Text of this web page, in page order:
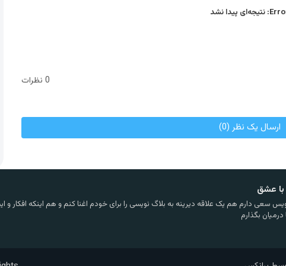
نتیجه‌ای پیدا نشد
0 نظرات
ارسال یک نظر (0)
عشق
سعی دارم هم یک علاقه دیرینه به بلاگ نویسی را برای خودم اغنا کنم و هم اینکه افکار و
بگذارم